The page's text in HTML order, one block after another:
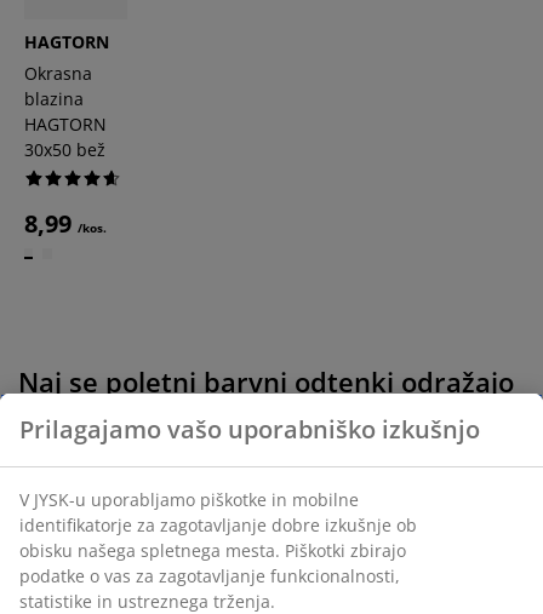
HAGTORN
Okrasna
blazina
HAGTORN
30x50 bež
8,99 /kos.
Naj se poletni barvni odtenki odražajo
v dodatkih v vaši dnevni sobi
Če želite osvežiti svojo dnevno sobo, vam ni treba
kupiti novega kavča.Okrasne blazine,
košareinzavesev svežih in svetlih barvah lahko
pripomorejo k svežemu poletnemu videzu vašega
dnevnega prostora.
Prilagajamo vašo uporabniško izkušnjo
V JYSK-u uporabljamo piškotke in mobilne
identifikatorje za zagotavljanje dobre izkušnje ob
obisku našega spletnega mesta. Piškotki zbirajo
podatke o vas za zagotavljanje funkcionalnosti,
statistike in ustreznega trženja.